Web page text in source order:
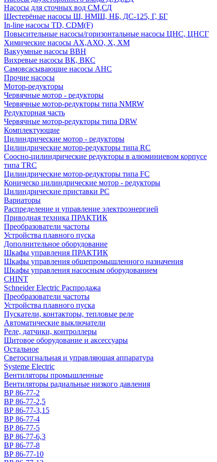
Насосы для сточных вод СМ,СД
Шестерёные насосы Ш, НМШ, НБ, ДС-125, Г, БГ
In-line насосы TD, CDM(F)
Повысительные насосы/горизонтальные насосы ЦНС, ЦНСГ
Химические насосы АХ,АХО, Х, ХМ
Вакуумные насосы ВВН
Вихревые насосы ВК, ВКС
Самовсасывающие насосы АНС
Прочие насосы
Мотор-редукторы
Червячные мотор - редукторы
Червячные мотор-редукторы типа NMRW
Редукторная часть
Червячные мотор-редукторы типа DRW
Комплектующие
Цилиндрические мотор - редукторы
Цилиндрические мотор-редукторы типа RC
Соосно-цилиндрические редукторы в алюминиевом корпусе
типа TRC
Цилиндрические мотор-редукторы типа FC
Коническо цилиндрические мотор - редукторы
Цилиндрические приставки PC
Вариаторы
Распределение и управление электроэнергией
Приводная техника ПРАКТИК
Преобразователи частоты
Устройства плавного пуска
Дополнительное оборудование
Шкафы управления ПРАКТИК
Шкафы управления общепромышленного назначения
Шкафы управления насосным оборудованием
CHINT
Schneider Electric Распродажа
Преобразователи частоты
Устройства плавного пуска
Пускатели, контакторы, тепловые реле
Автоматические выключатели
Реле, датчики, контроллеры
Щитовое оборудование и аксессуары
Остальное
Светосигнальная и управляющая аппаратура
Systeme Electric
Вентиляторы промышленные
Вентиляторы радиальные низкого давления
ВР 86-77-2
ВР 86-77-2,5
ВР 86-77-3,15
ВР 86-77-4
ВР 86-77-5
ВР 86-77-6,3
ВР 86-77-8
ВР 86-77-10